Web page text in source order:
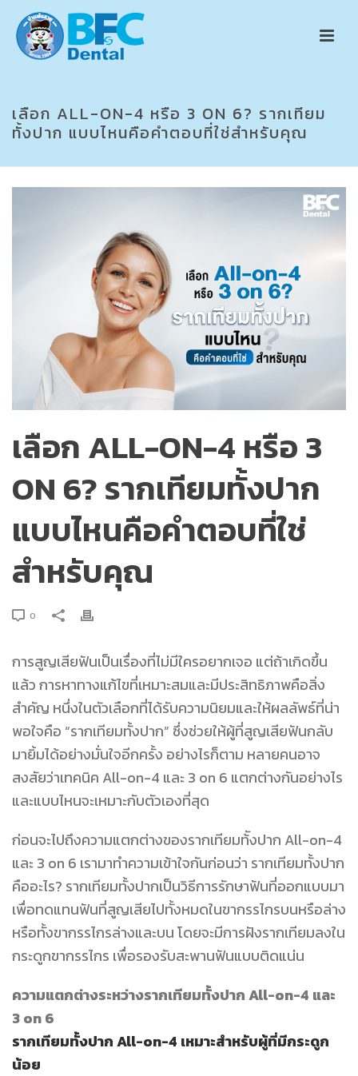
เลือก ALL-ON-4 หรือ 3 ON 6? รากเทียม
ทั้งปาก แบบไหนคือคำตอบที่ใช่สำหรับคุณ
เลือก ALL-ON-4 หรือ 3
ON 6? รากเทียมทั้งปาก
แบบไหนคือคำตอบที่ใช่
สำหรับคุณ
0
การสูญเสียฟันเป็นเรื่องที่ไม่มีใครอยากเจอ แต่ถ้าเกิดขึ้น
แล้ว การหาทางแก้ไขที่เหมาะสมและมีประสิทธิภาพคือสิ่ง
สำคัญ หนึ่งในตัวเลือกที่ได้รับความนิยมและให้ผลลัพธ์ที่น่า
พอใจคือ “รากเทียมทั้งปาก” ซึ่งช่วยให้ผู้ที่สูญเสียฟันกลับ
มายิ้มได้อย่างมั่นใจอีกครั้ง อย่างไรก็ตาม หลายคนอาจ
สงสัยว่าเทคนิค All-on-4 และ 3 on 6 แตกต่างกันอย่างไร
และแบบไหนจะเหมาะกับตัวเองที่สุด
ก่อนจะไปถึงความแตกต่างของรากเทียมท้ังปาก All-on-4
และ 3 on 6 เรามาทำความเข้าใจกันก่อนว่า รากเทียมทั้งปาก
คืออะไร? รากเทียมทั้งปากเป็นวิธีการรักษาฟันที่ออกแบบมา
เพื่อทดแทนฟันที่สูญเสียไปทั้งหมดในขากรรไกรบนหรือล่าง
หรือทั้งขากรรไกรล่างและบน โดยจะมีการฝังรากเทียมลงใน
กระดูกขากรรไกร เพื่อรองรับสะพานฟันแบบติดแน่น
ความแตกต่างระหว่างรากเทียมทั้งปาก All-on-4 และ
3 on 6
รากเทียมทั้งปาก All-on-4 เหมาะสำหรับผู้ที่มีกระดูก
น้อย